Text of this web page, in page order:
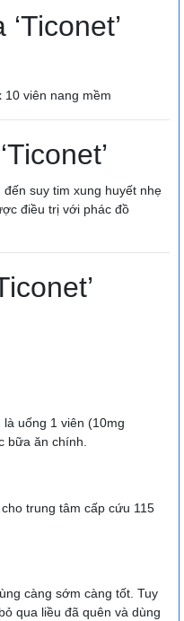
10 viên nang mềm
suy tim xung huyết nhẹ
điều trị với phác đồ
uống 1 viên (10mg
bữa ăn chính.
trung tâm cấp cứu 115
càng sớm càng tốt. Tuy
qua liều đã quên và dùng